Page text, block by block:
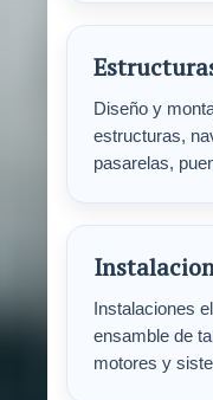
Diseño y
estructuras,
pasarelas,
Instalaciones
ensamble de
motores y